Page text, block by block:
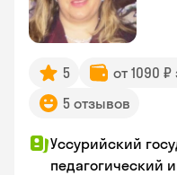
5 от 1090
5 отзывов
Уссурийский
педагогический